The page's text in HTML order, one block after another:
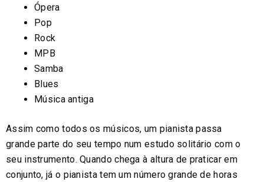
Ópera
Pop
Rock
MPB
Samba
Blues
Música antiga
Assim como todos os músicos, um pianista passa
grande parte do seu tempo num estudo solitário com o
seu instrumento. Quando chega à altura de praticar em
conjunto, já o pianista tem um número grande de horas